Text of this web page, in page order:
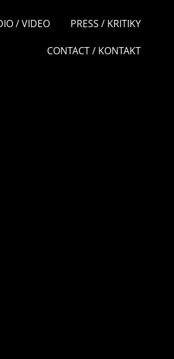
/ VIDEO PRESS / KRITIKY
CONTACT / KONTAKT